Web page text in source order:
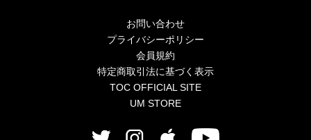
お問い合わせ
プライバシーポリシー
会員規約
特定商取引法に基づく表示
TOC OFFICIAL SITE
UM STORE